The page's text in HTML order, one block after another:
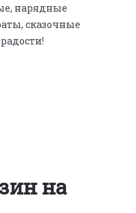
нарядные
сказочные
на